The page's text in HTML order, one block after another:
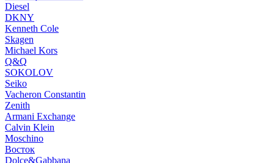
Diesel
DKNY
Kenneth Cole
Skagen
Michael Kors
Q&Q
SOKOLOV
Seiko
Vacheron Constantin
Zenith
Armani Exchange
Calvin Klein
Moschino
Восток
Dolce&Gabbana